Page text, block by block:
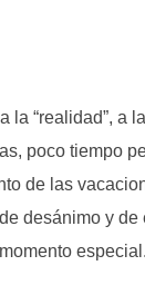
“realidad”, a
poco tiempo
de las
desánimo y de
especial.